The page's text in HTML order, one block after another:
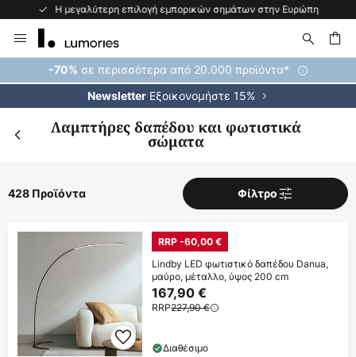
Η μεγαλύτερη επιλογή εμπορικών σημάτων στην Ευρώπη
Μετάβαση
στο
περιεχόμενο
-70% σε περισσότερα από 20.000 προϊόντα*
Newsletter Εξοικονομήστε 15%
Λαμπτήρες δαπέδου και φωτιστικά
σώματα
428 Προϊόντα Φίλτρο
RRP -60,00 €
Lindby LED φωτιστικό δαπέδου Danua,
μαύρο, μέταλλο, ύψος 200 cm
167,90 €
RRP227,90 €
Διαθέσιμο